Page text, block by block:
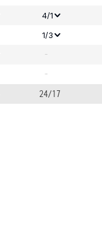
4/1
1/3
-
-
24/17